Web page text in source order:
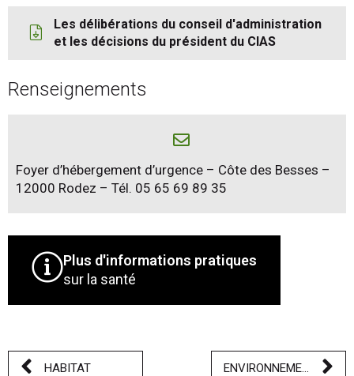
Les délibérations du conseil d'administration
et les décisions du président du CIAS
Renseignements
Foyer d’hébergement d’urgence – Côte des Besses –
12000 Rodez – Tél. 05 65 69 89 35
Plus d'informations pratiques
sur la santé
HABITAT ENVIRONNEMENT